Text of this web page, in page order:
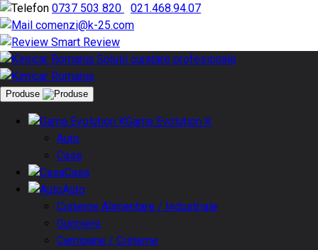
0737 503 820
021.468.94.07
comenzi@k-25.com
Smart Review
Produse
Gama Evolution K
Auto
Casa
Casa
Auto
Cisterne Alimentare / Industriale
Gunoiere
Camioane / Cisterne